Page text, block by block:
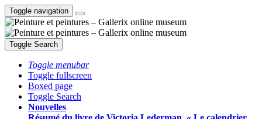
Toggle navigation
Toggle Search
Toggle menubar
Toggle fullscreen
Boxed page
Toggle Search
Nouvelles